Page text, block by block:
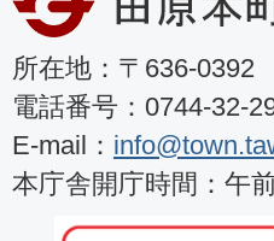
所在地：〒636-
電話番号：0744-32-
E-mail：
本庁舎開庁時間：午